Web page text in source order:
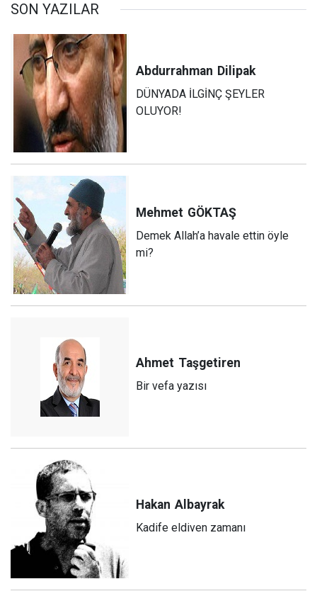
SON YAZILAR
Abdurrahman Dilipak
DÜNYADA İLGİNÇ ŞEYLER
OLUYOR!
Mehmet GÖKTAŞ
Demek Allah’a havale ettin öyle
mi?
Ahmet Taşgetiren
Bir vefa yazısı
Hakan Albayrak
Kadife eldiven zamanı